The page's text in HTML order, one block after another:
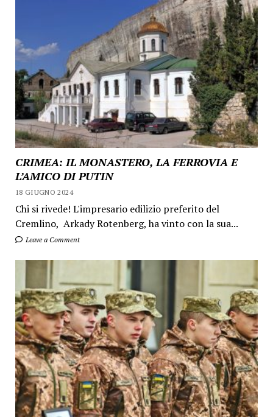
CRIMEA: IL MONASTERO, LA FERROVIA E
L’AMICO DI PUTIN
18 GIUGNO 2024
Chi si rivede! L'impresario edilizio preferito del
Cremlino, Arkady Rotenberg, ha vinto con la sua...
Leave a Comment